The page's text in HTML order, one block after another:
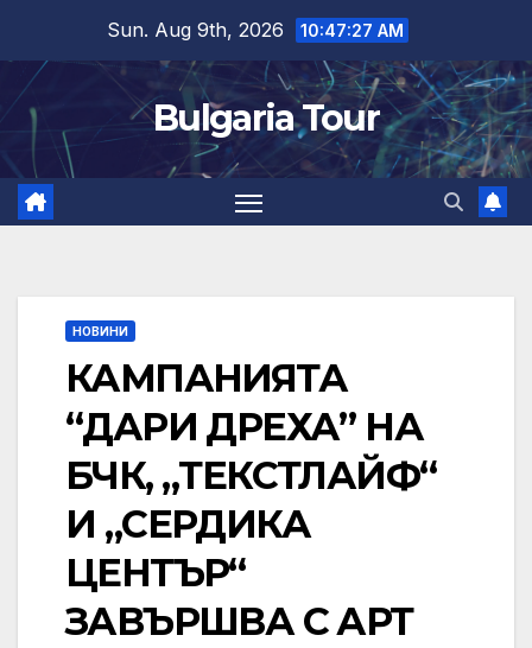
content
Sun. Aug 9th, 2026 10:47:28 AM
Bulgaria Tour
НОВИНИ
КАМПАНИЯТА
“ДАРИ ДРЕХА” НА
БЧК, „ТЕКСТЛАЙФ“
И „СЕРДИКА
ЦЕНТЪР“
ЗАВЪРШВА С АРТ